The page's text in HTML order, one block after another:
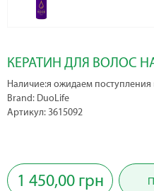
КЕРАТИН ДЛЯ ВОЛОС
Наличие:я ожидаем
Brand: DuoLife
Артикул: 3615092
1 450,00 грн